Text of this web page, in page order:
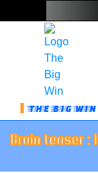
THE BIG WIN
Brain teaser :